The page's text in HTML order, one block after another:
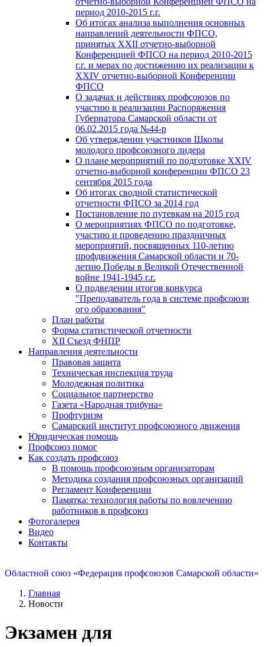
период 2010-2015 г.г.
Об итогах анализа выполнения основных
направлений деятельности ФПСО,
принятых XXII отчетно-выборной
Конференцией ФПСО на период 2010-2015
г.г. и мерах по достижению их реализации к
XXIV отчетно-выборной Конференции
ФПСО
О задачах и действиях профсоюзов по
участию в реализации Распоряжения
Губернатора Самарской области от
06.02.2015 года №44-р
Об утверждении участников Школы
молодого профсоюзного лидера
О плане мероприятий по подготовке XXIV
отчетно-выборной конференции ФПСО 23
сентября 2015 года
Об итогах сводной статистической
отчетности ФПСО за 2014 год
Постановление по путевкам на 2015 год
О мероприятиях ФПСО по подготовке,
участию и проведению праздничных
мероприятий, посвященных 110-летию
профдвижения Самарской области и 70-
летию Победы в Великой Отечественной
войне 1941-1945 г.г.
О подведении итогов конкурса
"Преподаватель года в системе профсоюзн
ого образования"
План работы
Форма статистической отчетности
XII Съезд ФНПР
Направления деятельности
Правовая защита
Техническая инспекция труда
Молодежная политика
Социальное партнерство
Газета «Народная трибуна»
Профтуризм
Самарский институт профсоюзного движения
Юридическая помощь
Профсоюз помог
Как создать профсоюз
В помощь профсоюзным организаторам
Методика создания профсоюзных организаций
Регламент Конференции
Памятка: технология работы по вовлечению
работников в профсоюз
Фотогалерея
Видео
Контакты
Областной союз «Федерация профсоюзов Самарской области»
Главная
Новости
Экзамен для